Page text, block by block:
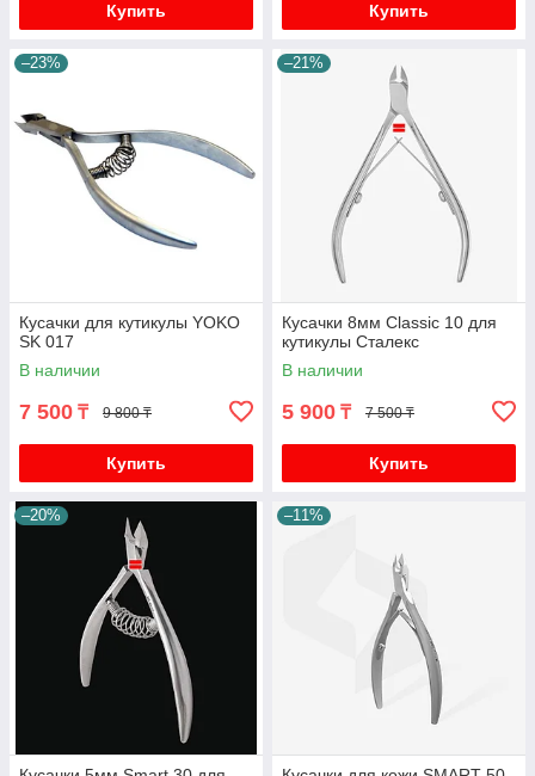
Купить Купить
–23%
Кусачки для кутикулы YOKO
SK 017
В наличии
7 500 ₸ 9 800 ₸
Купить
–21%
Кусачки 8мм Classic 10 для
кутикулы Сталекс
В наличии
5 900 ₸ 7 500 ₸
Купить
–20% –11%